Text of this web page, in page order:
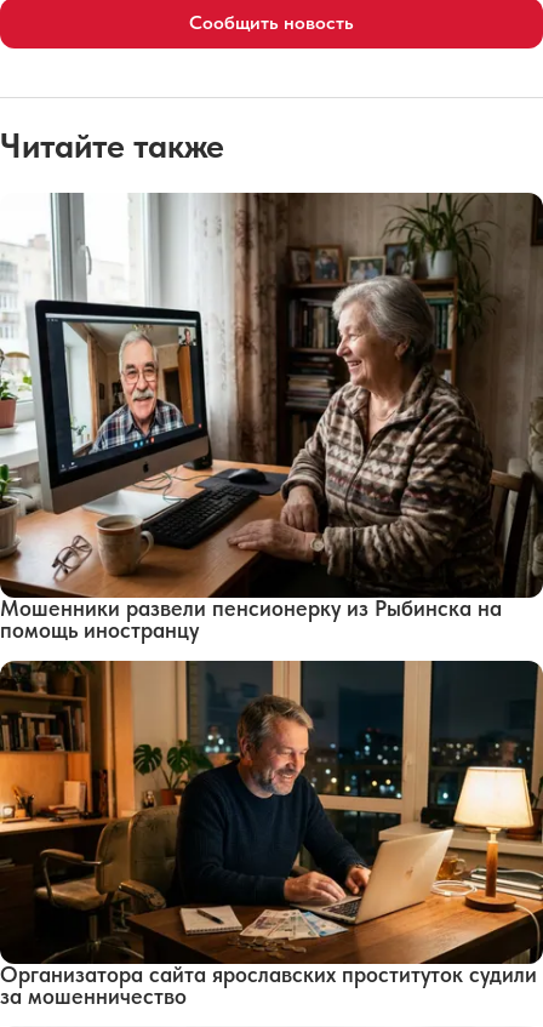
Сообщить новость
Читайте также
Мошенники развели пенсионерку из Рыбинска на
помощь иностранцу
Организатора сайта ярославских проституток судили
за мошенничество